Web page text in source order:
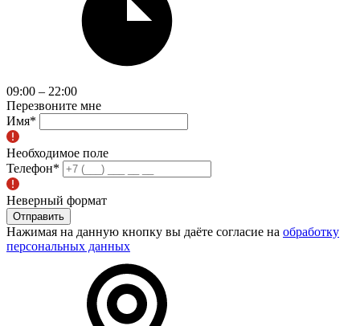
09:00 – 22:00
Перезвоните мне
Имя*
Необходимое поле
Телефон*
Неверный формат
Отправить
Нажимая на данную кнопку вы даёте согласие на обработку
персональных данных